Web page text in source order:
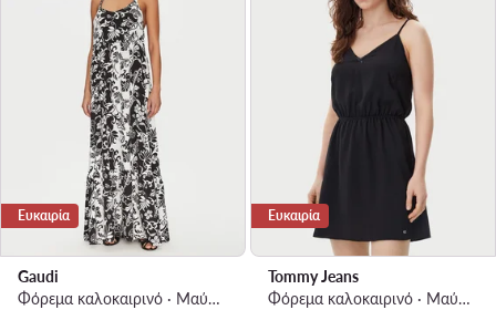
Ευκαιρία
Gaudi
Φόρεμα καλοκαιρινό · Μαύρο · Maxi
Ευκαιρία
Tommy Jeans
Φόρεμα καλοκαιρινό · Μαύρο · Mini